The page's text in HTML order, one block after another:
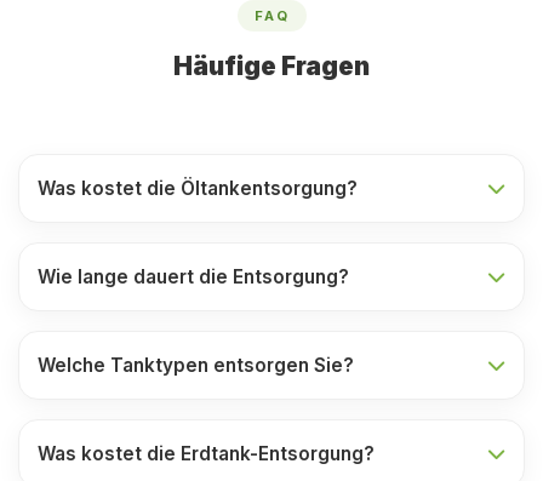
FAQ
Häufige Fragen
Was kostet die Öltankentsorgung?
Wie lange dauert die Entsorgung?
Welche Tanktypen entsorgen Sie?
Was kostet die Erdtank-Entsorgung?